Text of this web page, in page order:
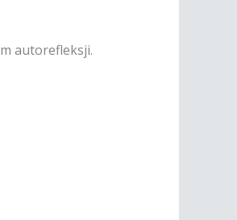
autorefleksji.